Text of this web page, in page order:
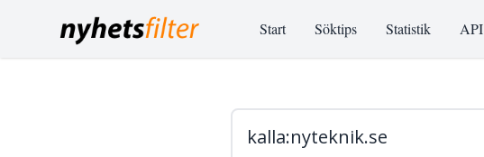
Start Söktips Statistik API